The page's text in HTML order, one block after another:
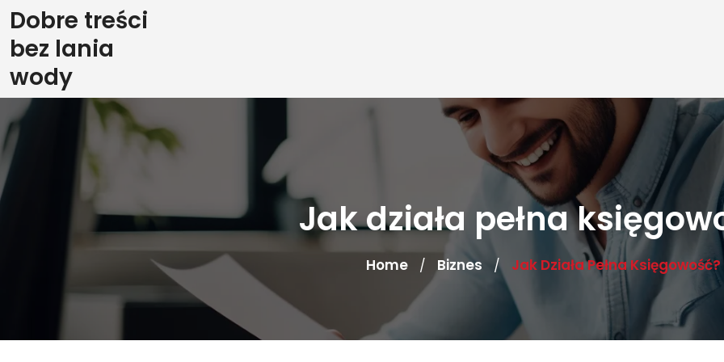
Skip
to
content
Dobre treści
bez lania
wody
Jak działa pełna
Home / Biznes / Jak Działa Pełna Księgowość?